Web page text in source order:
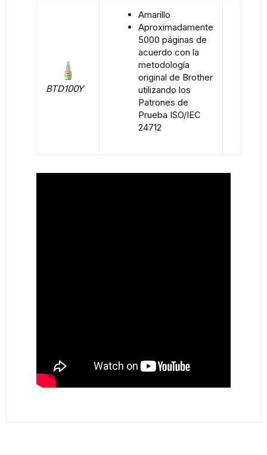
BTD100Y
Amarillo
Aproximadamente
5000 páginas de
acuerdo con la
metodología
original de Brother
utilizando los
Patrones de
Prueba ISO/IEC
24712